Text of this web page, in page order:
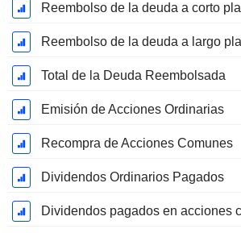
Reembolso de la deuda a corto
Reembolso de la deuda a largo
Total de la Deuda Reembolsada
Emisión de Acciones Ordinarias
Recompra de Acciones Comunes
Dividendos Ordinarios Pagados